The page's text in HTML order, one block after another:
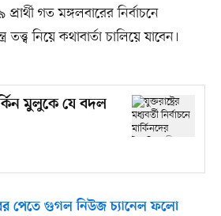
গত মঙ্গলবারের নির্বাচনে
নিয়ে কথাবার্তা চালিয়ে যাবেন।
মুলুকে যে বদল
পেতে গুগল নিউজ চ্যানেল ফলো